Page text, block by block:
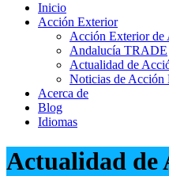
Inicio
Acción Exterior
Acción Exterior de
Andalucía TRADE
Actualidad de
Noticias de Acción
Acerca de
Blog
Idiomas
Actualidad de